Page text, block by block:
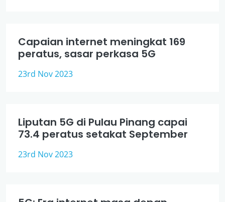
Capaian internet meningkat 169
peratus, sasar perkasa 5G
23rd Nov 2023
Liputan 5G di Pulau Pinang capai
73.4 peratus setakat September
23rd Nov 2023